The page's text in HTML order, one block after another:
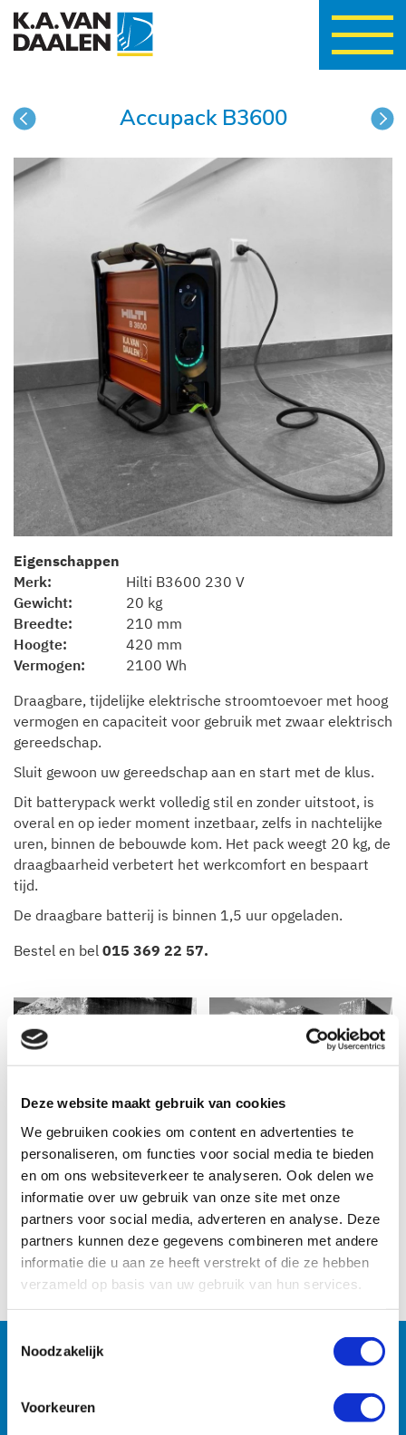
Deze website maakt gebruik van cookies
We gebruiken cookies om content en advertenties te
personaliseren, om functies voor social media te bieden
en om ons websiteverkeer te analyseren. Ook delen we
informatie over uw gebruik van onze site met onze
partners voor social media, adverteren en analyse. Deze
partners kunnen deze gegevens combineren met andere
informatie die u aan ze heeft verstrekt of die ze hebben
verzameld op basis van uw gebruik van hun services.
Noodzakelijk
Voorkeuren
Accupack B3600
vorige
Eigenschappen
Merk
Hilti B3600 230 V
Gewicht
20 kg
Breedte
210 mm
Hoogte
420 mm
Vermogen
2100 Wh
Draagbare, tijdelijke elektrische stroomtoevoer met hoog
vermogen en capaciteit voor gebruik met zwaar elektrisch
gereedschap.
Sluit gewoon uw gereedschap aan en start met de klus.
Dit batterypack werkt volledig stil en zonder uitstoot, is
overal en op ieder moment inzetbaar, zelfs in nachtelijke
uren, binnen de bebouwde kom. Het pack weegt 20 kg, de
draagbaarheid verbetert het werkcomfort en bespaart
tijd.
De draagbare batterij is binnen 1,5 uur opgeladen.
Bestel en bel 015 369 22 57.
Naar het overzicht
Zoekt u specifieke machines? U vindt ze razendsnel met